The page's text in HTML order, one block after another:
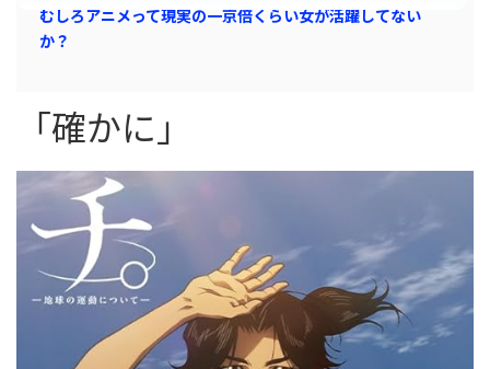
むしろアニメって現実の一京倍くらい女が活躍してない
か？
「確かに」